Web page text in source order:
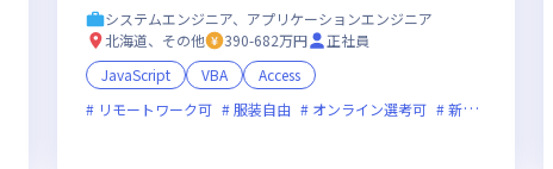
システムエンジニア、アプリケーションエンジニア
北海道、その他
390-682万円
正社員
JavaScript
VBA
Access
リモートワーク可
服装自由 オンライン選考可 新規立ち上げ